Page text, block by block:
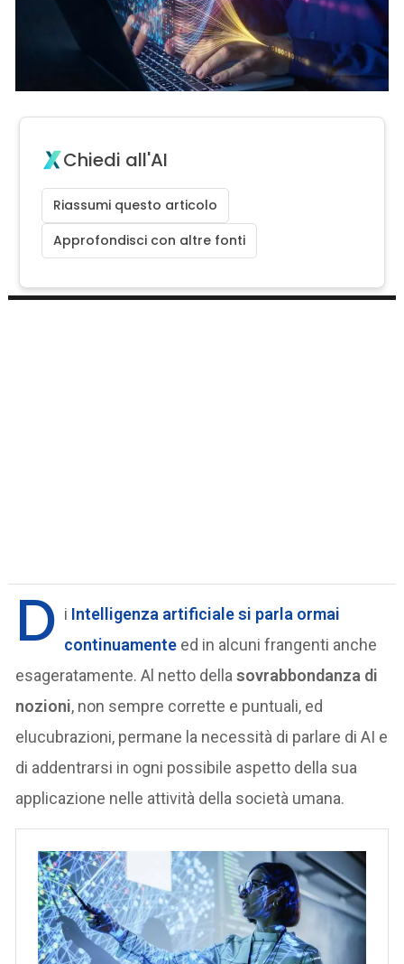
Chiedi all'AI
Riassumi questo articolo
Approfondisci con altre fonti
D i Intelligenza artificiale si parla ormai
continuamente ed in alcuni frangenti anche
esageratamente. Al netto dellasovrabbondanza di
nozioni, non sempre corrette e puntuali, ed
elucubrazioni, permane la necessità di parlare di AI e
di addentrarsi in ogni possibile aspetto della sua
applicazione nelle attività della società umana.